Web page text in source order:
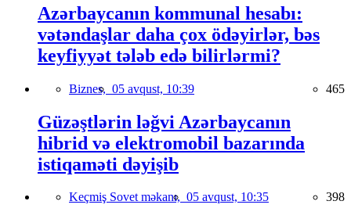
Azərbaycanın kommunal hesabı:
vətəndaşlar daha çox ödəyirlər, bəs
keyfiyyət tələb edə bilirlərmi?
Biznes, 05 avqust, 10:39 465
Güzəştlərin ləğvi Azərbaycanın
hibrid və elektromobil bazarında
istiqaməti dəyişib
Keçmiş Sovet məkanı, 05 avqust, 10:35 398